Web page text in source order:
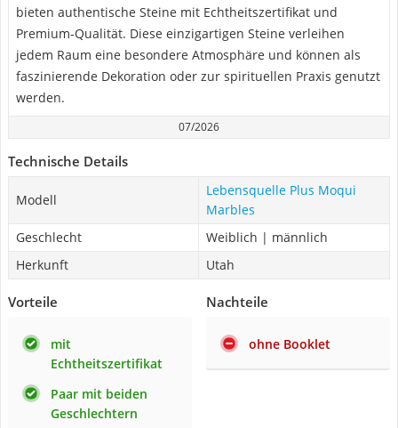
bieten authentische Steine mit Echtheitszertifikat und
Premium-Qualität. Diese einzigartigen Steine verleihen
jedem Raum eine besondere Atmosphäre und können als
faszinierende Dekoration oder zur spirituellen Praxis genutzt
werden.
07/2026
Technische Details
Modell
Lebensquelle Plus Moqui
Marbles
Geschlecht
Weiblich | männlich
Herkunft
Utah
Vorteile
mit
Echtheitszertifikat
Paar mit beiden
Geschlechtern
Nachteile
ohne Booklet